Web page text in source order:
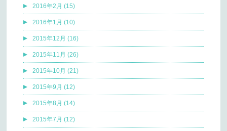
2016年2月 (15)
2016年1月 (10)
2015年12月 (16)
2015年11月 (26)
2015年10月 (21)
2015年9月 (12)
2015年8月 (14)
2015年7月 (12)